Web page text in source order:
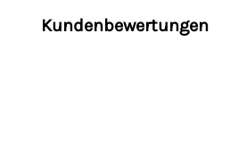
Kundenbewertungen